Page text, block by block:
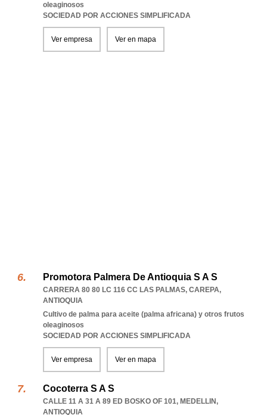
oleaginosos
SOCIEDAD POR ACCIONES SIMPLIFICADA
Ver empresa Ver en mapa
Promotora Palmera De Antioquia S A S
CARRERA 80 80 LC 116 CC LAS PALMAS, CAREPA,
ANTIOQUIA
Cultivo de palma para aceite (palma africana) y otros frutos
oleaginosos
SOCIEDAD POR ACCIONES SIMPLIFICADA
Ver empresa Ver en mapa
Cocoterra S A S
CALLE 11 A 31 A 89 ED BOSKO OF 101, MEDELLIN,
ANTIOQUIA